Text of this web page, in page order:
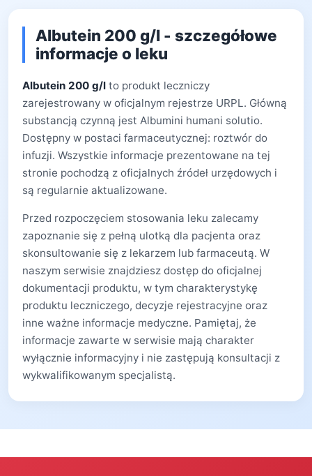
Albutein 200 g/l - szczegółowe
informacje o leku
Albutein 200 g/l to produkt leczniczy
zarejestrowany w oficjalnym rejestrze URPL. Główną
substancją czynną jest Albumini humani solutio.
Dostępny w postaci farmaceutycznej: roztwór do
infuzji. Wszystkie informacje prezentowane na tej
stronie pochodzą z oficjalnych źródeł urzędowych i
są regularnie aktualizowane.
Przed rozpoczęciem stosowania leku zalecamy
zapoznanie się z pełną ulotką dla pacjenta oraz
skonsultowanie się z lekarzem lub farmaceutą. W
naszym serwisie znajdziesz dostęp do oficjalnej
dokumentacji produktu, w tym charakterystykę
produktu leczniczego, decyzje rejestracyjne oraz
inne ważne informacje medyczne. Pamiętaj, że
informacje zawarte w serwisie mają charakter
wyłącznie informacyjny i nie zastępują konsultacji z
wykwalifikowanym specjalistą.